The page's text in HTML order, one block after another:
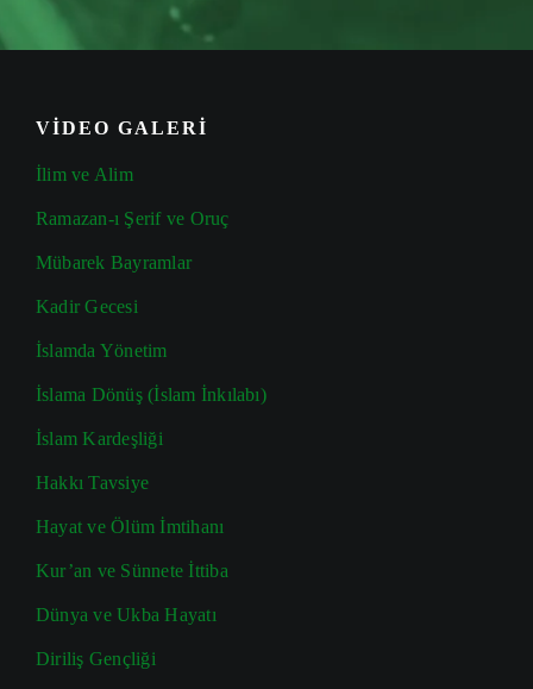
VİDEO GALERİ
İlim ve Alim
Ramazan-ı Şerif ve Oruç
Mübarek Bayramlar
Kadir Gecesi
İslamda Yönetim
İslama Dönüş (İslam İnkılabı)
İslam Kardeşliği
Hakkı Tavsiye
Hayat ve Ölüm İmtihanı
Kur’an ve Sünnete İttiba
Dünya ve Ukba Hayatı
Diriliş Gençliği